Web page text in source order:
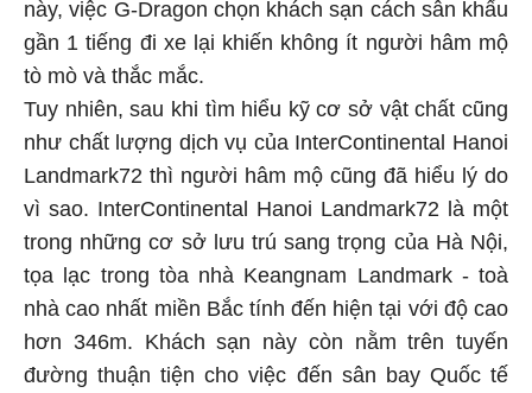
này, việc G-Dragon chọn khách sạn cách sân khấu
gần 1 tiếng đi xe lại khiến không ít người hâm mộ
tò mò và thắc mắc.
Tuy nhiên, sau khi tìm hiểu kỹ cơ sở vật chất cũng
như chất lượng dịch vụ của InterContinental Hanoi
Landmark72 thì người hâm mộ cũng đã hiểu lý do
vì sao. InterContinental Hanoi Landmark72 là một
trong những cơ sở lưu trú sang trọng của Hà Nội,
tọa lạc trong tòa nhà Keangnam Landmark - toà
nhà cao nhất miền Bắc tính đến hiện tại với độ cao
hơn 346m. Khách sạn này còn nằm trên tuyến
đường thuận tiện cho việc đến sân bay Quốc tế